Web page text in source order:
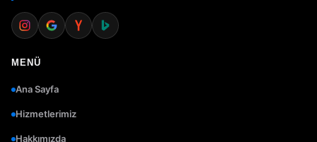
MENÜ
Ana Sayfa
Hizmetlerimiz
Hakkımızda